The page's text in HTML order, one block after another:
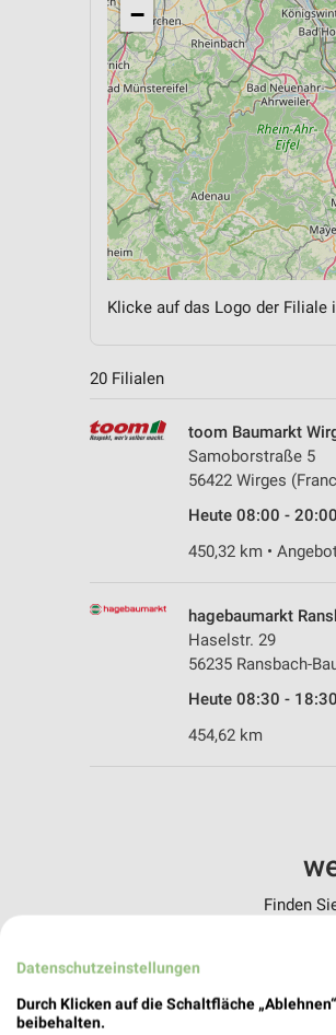
−
Klicke auf das Logo der Filiale
20 Filialen
toom Baumarkt
Samoborstraße 5
56422 Wirges
Heute 08:00 -
450,32 km •
hagebaumarkt
Haselstr. 29
56235 Ransbach-
Heute 08:30 -
454,62 km
Finden
Datenschutzeinstellungen
Durch Klicken auf die Schaltfläche
beibehalten.